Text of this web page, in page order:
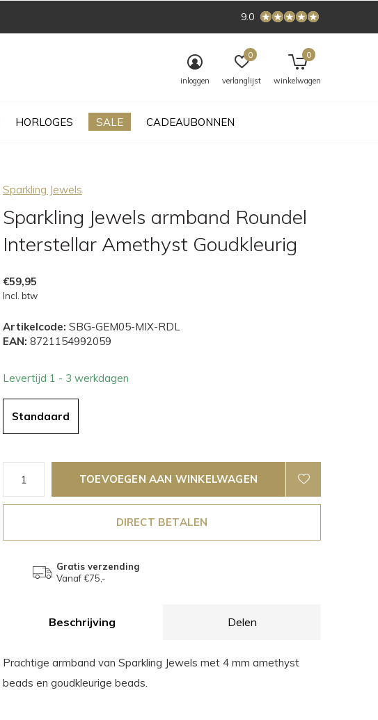
HORLOGES SALE CADEAUBONNEN
inloggen verlanglijst
0
winkelwagen
0
9.0
Sparkling Jewels
Sparkling Jewels armband Roundel
Interstellar Amethyst Goudkleurig
€59,95
Incl. btw
Artikelcode: SBG-GEM05-MIX-RDL
EAN: 8721154992059
Levertijd 1 - 3 werkdagen
Standaard
TOEVOEGEN AAN WINKELWAGEN
DIRECT BETALEN
Gratis verzending
Vanaf €75,-
Beschrijving Delen
Prachtige armband van Sparkling Jewels met 4 mm amethyst
beads en goudkleurige beads.